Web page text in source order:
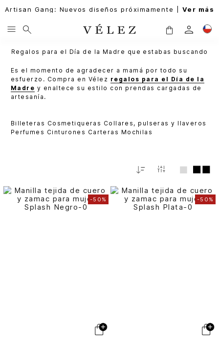
Artisan Gang: Nuevos diseños próximamente | Ver más
Regalos para el Día de la Madre que estabas buscando
Es el momento de agradecer a mamá por todo su
esfuerzo. Compra en Vélez regalos para el Día de la
Madre y enaltece su estilo con prendas cargadas de
artesanía.
Billeteras Cosmetiqueras Collares, pulseras y llaveros
Perfumes Cinturones Carteras Mochilas
Relevancia
-50% -50%